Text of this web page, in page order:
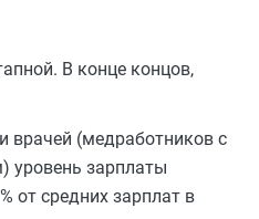
В конце концов,
врачей (медработников с
уровень зарплаты
от средних зарплат в